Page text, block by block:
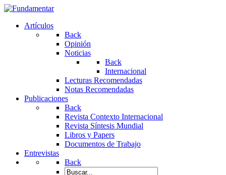
Artículos
Back
Opinión
Noticias
Back
Internacional
Lecturas Recomendadas
Notas Recomendadas
Publicaciones
Back
Revista Contexto Internacional
Revista Síntesis Mundial
Libros y Papers
Documentos de Trabajo
Entrevistas
Back